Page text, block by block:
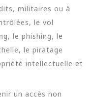
militaires ou à
le vol
le phishing, le
le piratage
intellectuelle et
un accès non